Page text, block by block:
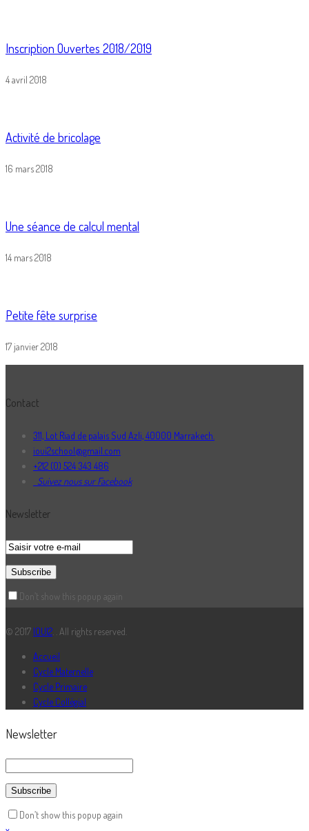
Inscription Ouvertes 2018/2019
4 avril 2018
Activité de bricolage
16 mars 2018
Une séance de calcul mental
14 mars 2018
Petite fête surprise
17 janvier 2018
Contact
311, Lot Riad de palais Sud Azli, 40000 Marrakech.
ioui2school@gmail.com
+212 (0) 524 343 486
Suivez nous sur Facebook
Newsletter
Don’t show this popup again
© 2017 IOUI2 . . All rights reserved.
Accueil
Cycle Maternelle
Cycle Primaire
Cycle Collégial
Newsletter
Don’t show this popup again